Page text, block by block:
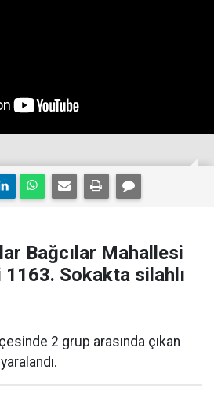
Bağcılar Mahallesi
Sokakta silahlı
2 grup arasında çıkan